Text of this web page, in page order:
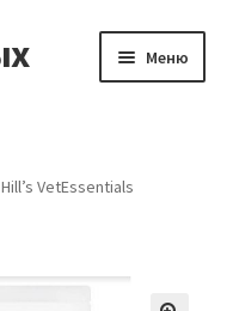
Меню
Hill’s VetEssentials